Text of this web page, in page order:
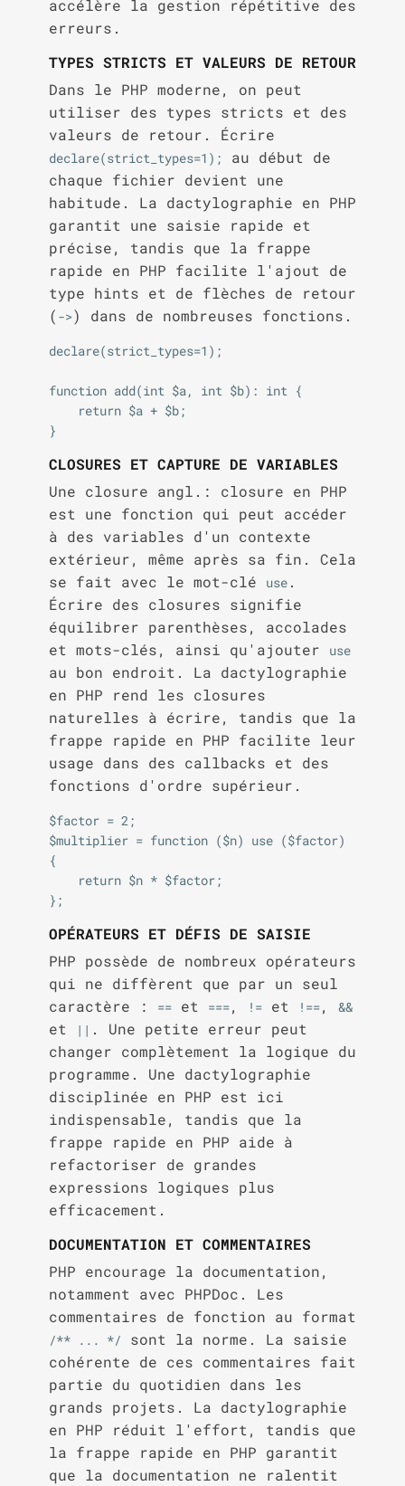
accélère la gestion répétitive des
erreurs.
TYPES STRICTS ET VALEURS DE RETOUR
Dans le PHP moderne, on peut
utiliser des types stricts et des
valeurs de retour. Écrire
declare(strict_types=1);
au début de
chaque fichier devient une
habitude. La dactylographie en PHP
garantit une saisie rapide et
précise, tandis que la frappe
rapide en PHP facilite l'ajout de
type hints et de flèches de retour
( ->) dans de nombreuses fonctions.
declare(strict_types=1);
function add(int $a, int $b): int {
CLOSURES ET CAPTURE DE VARIABLES
Une closure angl.: closure en PHP
est une fonction qui peut accéder
à des variables d'un contexte
extérieur, même après sa fin. Cela
se fait avec le mot-clé
use.
Écrire des closures signifie
équilibrer parenthèses, accolades
et mots-clés, ainsi qu'ajouter
use
au bon endroit. La dactylographie
en PHP rend les closures
naturelles à écrire, tandis que la
frappe rapide en PHP facilite leur
usage dans des callbacks et des
fonctions d'ordre supérieur.
$factor = 2;
$multiplier = function ($n) use ($factor)
{
OPÉRATEURS ET DÉFIS DE SAISIE
PHP possède de nombreux opérateurs
qui ne diffèrent que par un seul
caractère :
==et ===, !=et !==, &&
et || . Une petite erreur peut
changer complètement la logique du
programme. Une dactylographie
disciplinée en PHP est ici
indispensable, tandis que la
frappe rapide en PHP aide à
refactoriser de grandes
expressions logiques plus
efficacement.
DOCUMENTATION ET COMMENTAIRES
PHP encourage la documentation,
notamment avec PHPDoc. Les
commentaires de fonction au format
/** ... */ sont la norme. La saisie
cohérente de ces commentaires fait
partie du quotidien dans les
grands projets. La dactylographie
en PHP réduit l'effort, tandis que
la frappe rapide en PHP garantit
que la documentation ne ralentit